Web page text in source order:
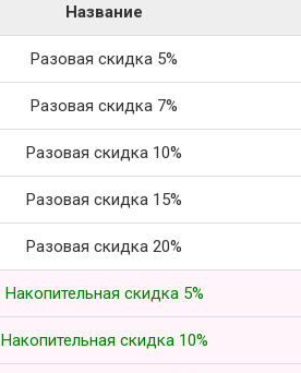
Название
Разовая скидка 5%
Разовая скидка 7%
Разовая скидка 10%
Разовая скидка 15%
Разовая скидка 20%
Накопительная скидка 5%
Накопительная скидка 10%